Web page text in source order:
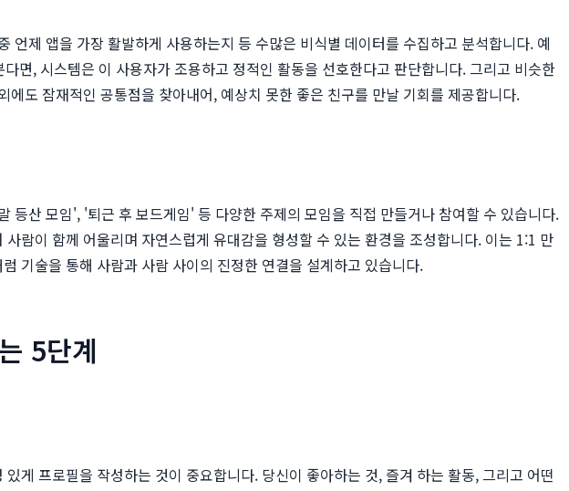
제 앱을 가장 활발하게 사용하는지 등 수많은 비식별 데이터를 수집하고 분석합니다. 예
면, 시스템은 이 사용자가 조용하고 정적인 활동을 선호한다고 판단합니다. 그리고 비슷한
도 잠재적인 공통점을 찾아내어, 예상치 못한 좋은 친구를 만날 기회를 제공합니다.
등산 모임', '퇴근 후 보드게임' 등 다양한 주제의 모임을 직접 만들거나 참여할 수 있습니다.
람이 함께 어울리며 자연스럽게 유대감을 형성할 수 있는 환경을 조성합니다. 이는 1:1 만
기술을 통해 사람과 사람 사이의 진정한 연결을 설계하고 있습니다.
5단계
게 프로필을 작성하는 것이 중요합니다. 당신이 좋아하는 것, 즐겨 하는 활동, 그리고 어떤